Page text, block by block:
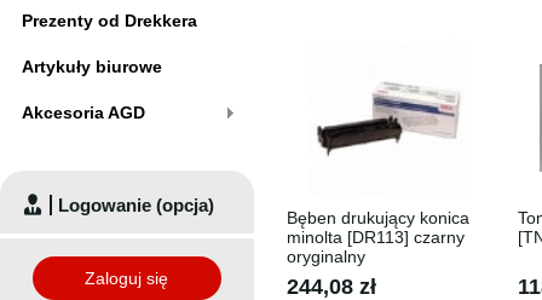
Bęben drukujący konica
minolta [DR113] czarny
oryginalny
244,08 zł
Prezenty od Drekkera
Artykuły biurowe
Akcesoria AGD
Logowanie (opcja)
Zaloguj się